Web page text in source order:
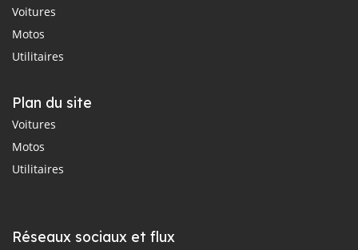
Voitures
Motos
Utilitaires
Plan du site
Voitures
Motos
Utilitaires
Réseaux sociaux et flux